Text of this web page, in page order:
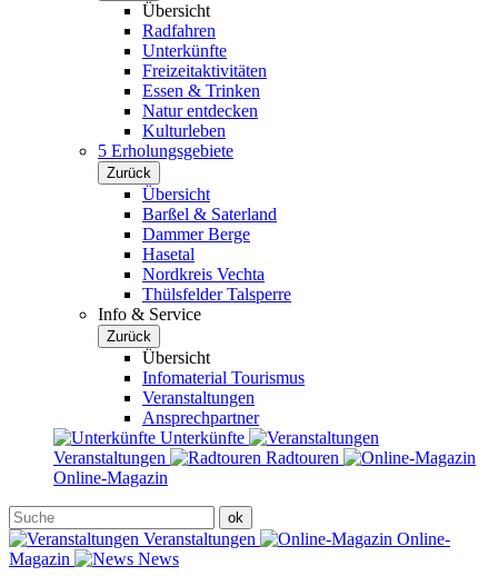
Übersicht
Radfahren
Unterkünfte
Freizeitaktivitäten
Essen & Trinken
Natur entdecken
Kulturleben
5 Erholungsgebiete
Zurück
Übersicht
Barßel & Saterland
Dammer Berge
Hasetal
Nordkreis Vechta
Thülsfelder Talsperre
Info & Service
Zurück
Übersicht
Infomaterial Tourismus
Veranstaltungen
Ansprechpartner
Unterkünfte
Veranstaltungen
Radtouren
Online-Magazin
Veranstaltungen
Online-
Magazin
News